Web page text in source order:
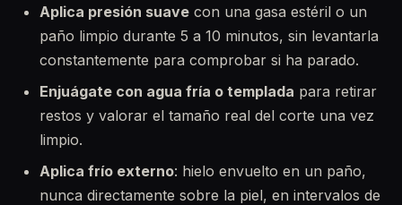
Aplica presión suave con una gasa estéril o un
paño limpio durante 5 a 10 minutos, sin levantarla
constantemente para comprobar si ha parado.
Enjuágate con agua fría o templada para retirar
restos y valorar el tamaño real del corte una vez
limpio.
Aplica frío externo: hielo envuelto en un paño,
nunca directamente sobre la piel, en intervalos de